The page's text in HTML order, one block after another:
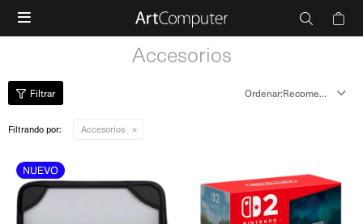

Accesorios
Recomendados
Filtrando por: Accesorios